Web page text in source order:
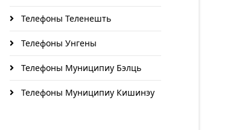
Телефоны Теленешть
Телефоны Унгены
Телефоны Муниципиу Бэлць
Телефоны Муниципиу Кишинэу